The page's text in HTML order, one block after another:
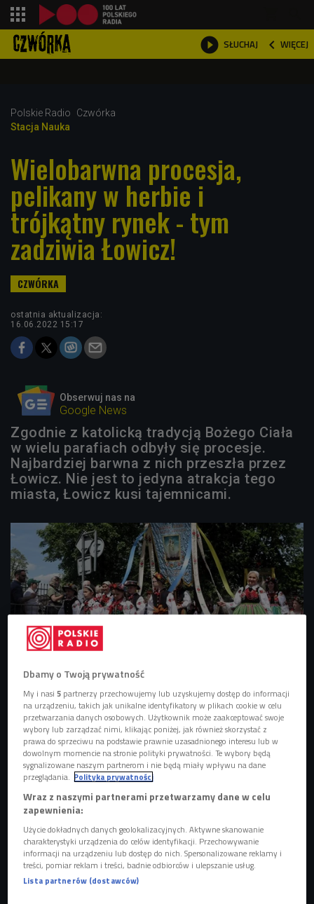
 SŁUCHAJ  WIĘCEJ

Polskie Radio
Czwórka
Stacja Nauka
Wielobarwna procesja,
pelikany w herbie i
trójkątny rynek - tym
zadziwia Łowicz!
ostatnia aktualizacja:
16.06.2022 15:17
Obserwuj nas na
Google News
Zgodnie z katolicką tradycją Bożego Ciała
w wielu parafiach odbyły się procesje.
Najbardziej barwna z nich przeszła przez
Łowicz. Nie jest to jedyna atrakcja tego
miasta, Łowicz kusi tajemnicami.
Procesja Bożego Ciała w Łowiczu (2021 rok) Foto: PAP/Roman Zawistowski
Pokazy sztuki ludowej, rękodzieła, występy artystyczne
czy tradycyjna muzyka to czeka nas w Łowiczu. Nasz
słuchacz Krystian przypomina, żenajstarsza wzmianka o
tym mieście pochodzi z 1136 roku.
Łowicz od łowów czy łowienia?
Zdaniem Oliwii Krettek, która co tydzień w cyklu "Skąd ta
nazwa?" sprawdza pochodzenie nazw miast, Łowicz i jego
nazwa mają dość prostą genezę. - Jak podają źródła i
dociekliwi historycy na terenie obecnego Łowicza była
Dbamy o Twoją prywatność
My i nasi5 partnerzy przechowujemy lub uzyskujemy dostęp do informacji
na urządzeniu, takich jak unikalne identyfikatory w plikach cookie w celu
przetwarzania danych osobowych. Użytkownik może zaakceptować swoje
wybory lub zarządzać nimi, klikając poniżej, jak również skorzystać z
prawa do sprzeciwu na podstawie prawnie uzasadnionego interesu lub w
dowolnym momencie na stronie polityki prywatności. Te wybory będą
sygnalizowane naszym partnerom i nie będą miały wpływu na dane
przeglądania. Polityka prywatności
Wraz z naszymi partnerami przetwarzamy dane w celu
zapewnienia:
Użycie dokładnych danych geolokalizacyjnych. Aktywne skanowanie
charakterystyki urządzenia do celów identyfikacji. Przechowywanie
informacji na urządzeniu lub dostęp do nich. Spersonalizowane reklamy i
treści, pomiar reklam i treści, badnie odbiorców i ulepszanie usług.
Lista partnerów (dostawców)